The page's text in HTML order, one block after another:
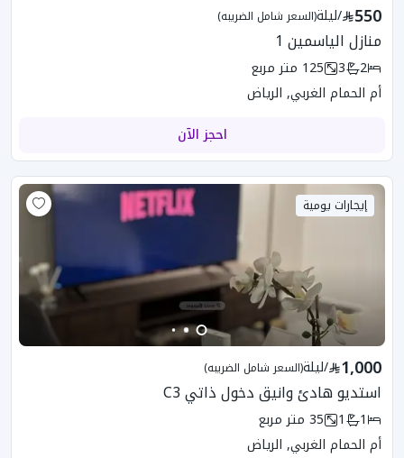
550
/ليلة(السعر شامل الضريبه)
منازل الياسمين 1
2
3
125 متر مربع
أم الحمام الغربي, الرياض
احجز الآن
إيجارات يومية
1,000
/ليلة(السعر شامل الضريبه)
استديو هادئ وانيق دخول ذاتي C3
1
1
35 متر مربع
أم الحمام الغربي, الرياض